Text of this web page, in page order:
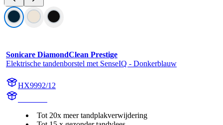
Sonicare DiamondClean Prestige
Elektrische tandenborstel met SenseIQ - Donkerblauw
HX9992/12
Tot 20x meer tandplakverwijdering